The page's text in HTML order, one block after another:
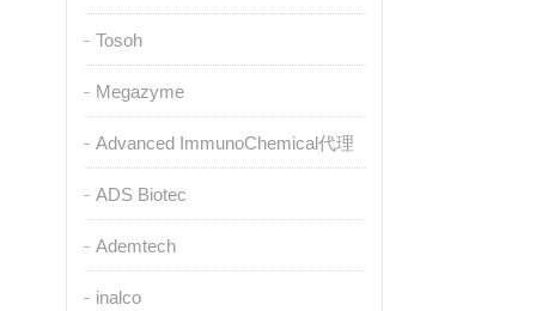
Tosoh
Megazyme
Advanced ImmunoChemical代理
ADS Biotec
Ademtech
inalco